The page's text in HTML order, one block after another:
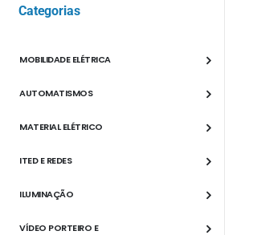
Categorias
MOBILIDADE ELÉTRICA
AUTOMATISMOS
MATERIAL ELÉTRICO
ITED E REDES
ILUMINAÇÃO
VÍDEO PORTEIRO E